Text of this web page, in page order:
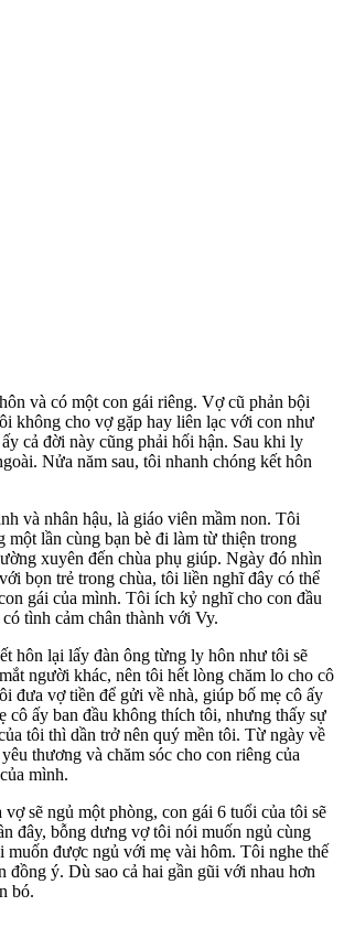
và có một con gái riêng. Vợ cũ phản bội
không cho vợ gặp hay liên lạc với con như
cả đời này cũng phải hối hận. Sau khi ly
Nửa năm sau, tôi nhanh chóng kết hôn
và nhân hậu, là giáo viên mầm non. Tôi
một lần cùng bạn bè đi làm từ thiện trong
xuyên đến chùa phụ giúp. Ngày đó nhìn
bọn trẻ trong chùa, tôi liền nghĩ đây có thể
gái của mình. Tôi ích kỷ nghĩ cho con đầu
tình cảm chân thành với Vy.
hôn lại lấy đàn ông từng ly hôn như tôi sẽ
người khác, nên tôi hết lòng chăm lo cho cô
đưa vợ tiền để gửi về nhà, giúp bố mẹ cô ấy
cô ấy ban đầu không thích tôi, nhưng thấy sự
tôi thì dần trở nên quý mền tôi. Từ ngày về
thương và chăm sóc cho con riêng của
mình.
sẽ ngủ một phòng, con gái 6 tuổi của tôi sẽ
đây, bỗng dưng vợ tôi nói muốn ngủ cùng
muốn được ngủ với mẹ vài hôm. Tôi nghe thế
đồng ý. Dù sao cả hai gần gũi với nhau hơn
bó.